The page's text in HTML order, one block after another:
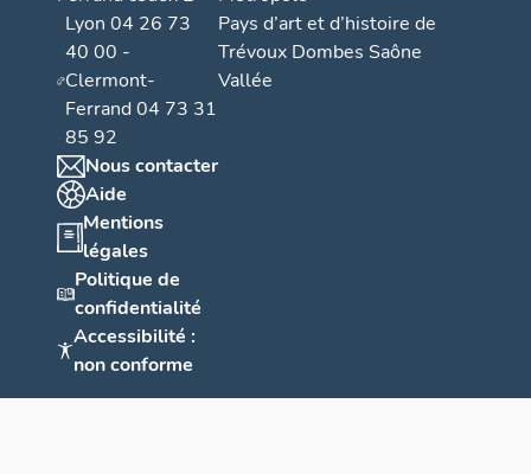
Lyon 04 26 73
40 00 -
Clermont-
Ferrand 04 73 31
85 92
Nous contacter
Aide
Mentions
légales
Politique de
confidentialité
Accessibilité :
non conforme
Pays d’art et d’histoire de
Trévoux Dombes Saône
Vallée